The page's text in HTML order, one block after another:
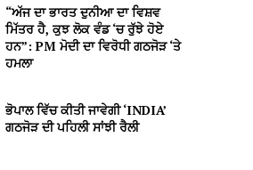
“ਅੱਜ ਦਾ ਭਾਰਤ ਦੁਨੀਆ ਦਾ ਵਿਸ਼ਵ
ਮਿੱਤਰ ਹੈ, ਕੁਝ ਲੋਕ ਵੰਡ ‘ਚ ਰੁੱਝੇ ਹੋਏ
ਹਨ”: PM ਮੋਦੀ ਦਾ ਵਿਰੋਧੀ ਗਠਜੋੜ ‘ਤੇ
ਹਮਲਾ
ਭੋਪਾਲ ਵਿੱਚ ਕੀਤੀ ਜਾਵੇਗੀ ‘INDIA’
ਗਠਜੋੜ ਦੀ ਪਹਿਲੀ ਸਾਂਝੀ ਰੈਲੀ